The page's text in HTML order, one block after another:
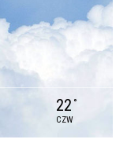
22 °
CZW